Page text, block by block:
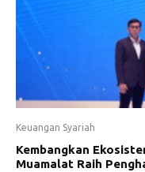
Keuangan Syariah
Kembangkan
Muamalat Raih